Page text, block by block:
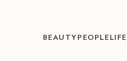
BEAUTY PEOPLE